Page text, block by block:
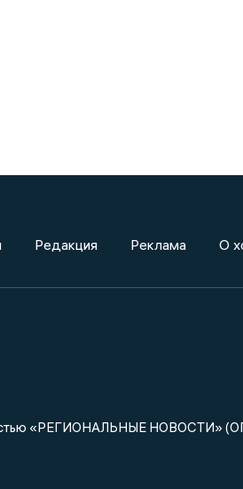
Редакция Реклама О
«РЕГИОНАЛЬНЫЕ НОВОСТИ»